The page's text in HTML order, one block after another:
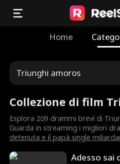
Home
Triunghi amoros
Collezione di film
Esplora 209 drammi brevi di
Guarda in streaming i migliori
detenuta e il papà single
Adesso sai